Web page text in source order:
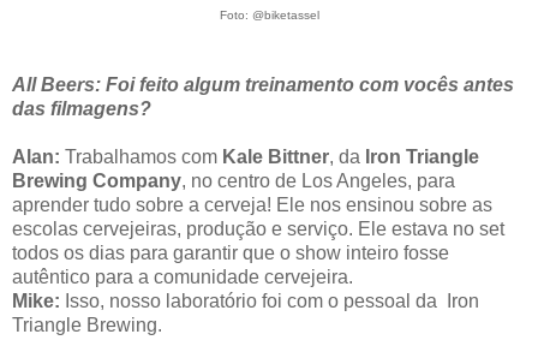
Foto: @biketassel
All Beers: Foi feito algum treinamento com vocês antes
das filmagens?
Alan: Trabalhamos com Kale Bittner, da Iron Triangle
Brewing Company, no centro de Los Angeles, para
aprender tudo sobre a cerveja! Ele nos ensinou sobre as
escolas cervejeiras, produção e serviço. Ele estava no set
todos os dias para garantir que o show inteiro fosse
autêntico para a comunidade cervejeira.
Mike: Isso, nosso laboratório foi com o pessoal da Iron
Triangle Brewing.